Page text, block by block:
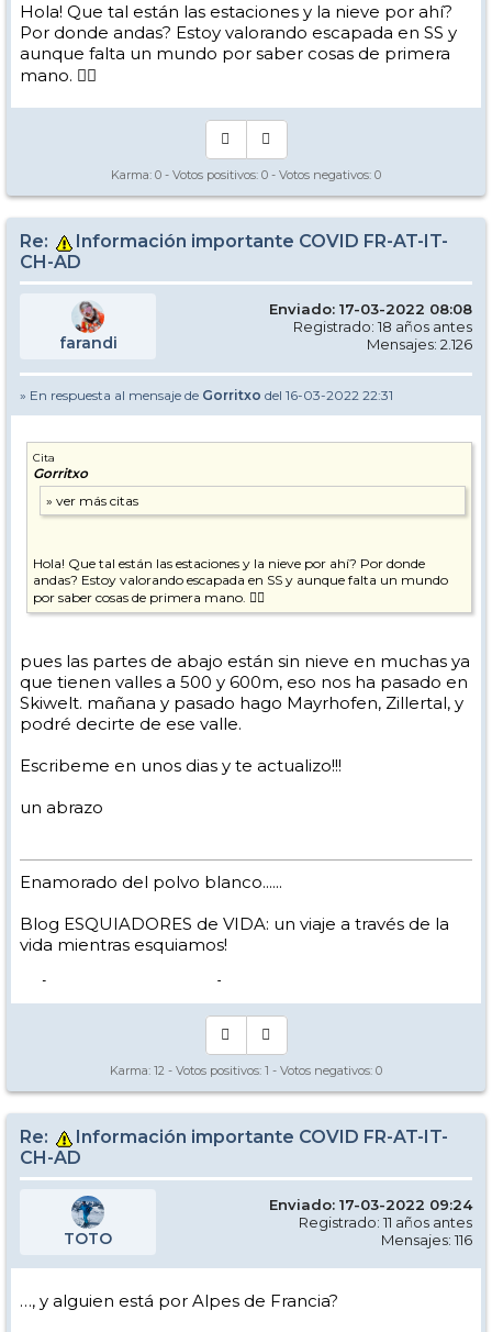
Hola! Que tal están las estaciones y la nieve por ahí?
Por donde andas? Estoy valorando escapada en SS y
aunque falta un mundo por saber cosas de primera
mano. 👍🏼
Karma: 0 - Votos positivos: 0 - Votos negativos: 0
Re:
Información importante COVID FR-AT-IT-
CH-AD
farandi
Enviado: 17-03-2022 08:08
Registrado: 18 años antes
Mensajes: 2.126
» En respuesta al mensaje de Gorritxo del 16-03-2022 22:31
Cita
Gorritxo
Hola! Que tal están las estaciones y la nieve por ahí? Por donde
andas? Estoy valorando escapada en SS y aunque falta un mundo
por saber cosas de primera mano. 👍🏼
pues las partes de abajo están sin nieve en muchas ya
que tienen valles a 500 y 600m, eso nos ha pasado en
Skiwelt. mañana y pasado hago Mayrhofen, Zillertal, y
podré decirte de ese valle.
Escribeme en unos dias y te actualizo!!!
un abrazo
Enamorado del polvo blanco......
Blog ESQUIADORES de VIDA: un viaje a través de la
vida mientras esquiamos!
-> [
]
Karma: 12 - Votos positivos: 1 - Votos negativos: 0
Re:
Información importante COVID FR-AT-IT-
CH-AD
TOTO
Enviado: 17-03-2022 09:24
Registrado: 11 años antes
Mensajes: 116
…, y alguien está por Alpes de Francia?